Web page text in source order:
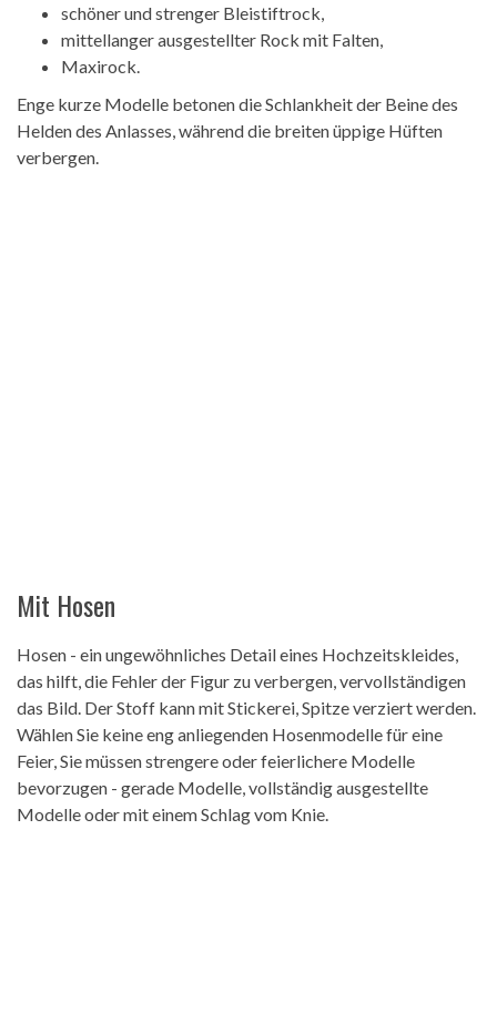
schöner und strenger Bleistiftrock,
mittellanger ausgestellter Rock mit Falten,
Maxirock.
Enge kurze Modelle betonen die Schlankheit der Beine des
Helden des Anlasses, während die breiten üppige Hüften
verbergen.
Mit Hosen
Hosen - ein ungewöhnliches Detail eines Hochzeitskleides,
das hilft, die Fehler der Figur zu verbergen, vervollständigen
das Bild. Der Stoff kann mit Stickerei, Spitze verziert werden.
Wählen Sie keine eng anliegenden Hosenmodelle für eine
Feier, Sie müssen strengere oder feierlichere Modelle
bevorzugen - gerade Modelle, vollständig ausgestellte
Modelle oder mit einem Schlag vom Knie.